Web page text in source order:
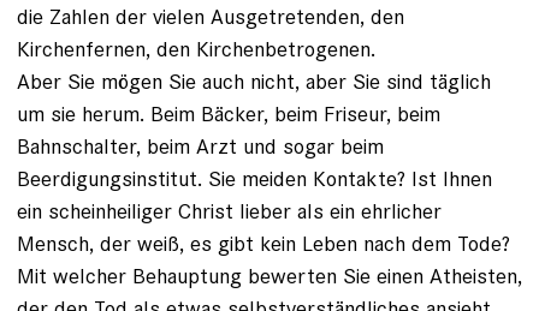
die Zahlen der vielen Ausgetretenden, den
Kirchenfernen, den Kirchenbetrogenen.
Aber Sie mögen Sie auch nicht, aber Sie sind täglich
um sie herum. Beim Bäcker, beim Friseur, beim
Bahnschalter, beim Arzt und sogar beim
Beerdigungsinstitut. Sie meiden Kontakte? Ist Ihnen
ein scheinheiliger Christ lieber als ein ehrlicher
Mensch, der weiß, es gibt kein Leben nach dem Tode?
Mit welcher Behauptung bewerten Sie einen Atheisten,